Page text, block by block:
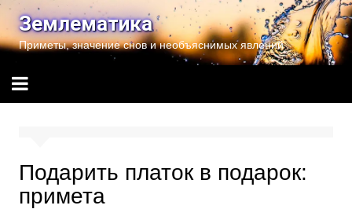
Перейти
содержимому
Землематика
Приметы, значение снов и необъяснимых явлений
Подарить платок в подарок:
примета